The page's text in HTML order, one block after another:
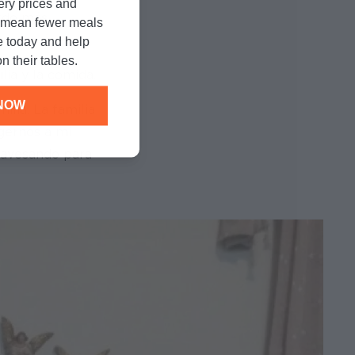
más
La familia
para
prices and
fewer meals
today and help
their tables.